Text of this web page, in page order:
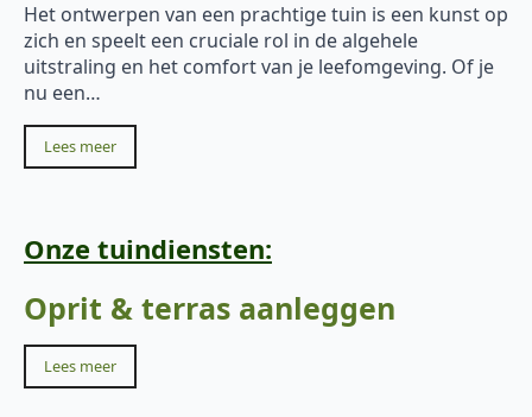
Het ontwerpen van een prachtige tuin is een kunst op
zich en speelt een cruciale rol in de algehele
uitstraling en het comfort van je leefomgeving. Of je
nu een…
Lees meer
Onze tuindiensten:
Oprit & terras aanleggen
Lees meer